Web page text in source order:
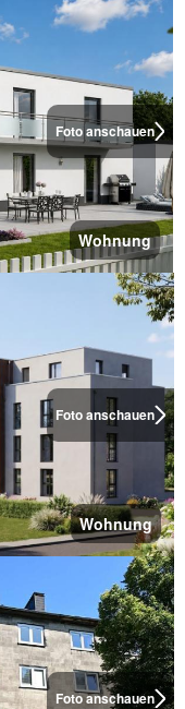
Foto anschauen
Wohnung
Foto anschauen
Wohnung
Foto anschauen